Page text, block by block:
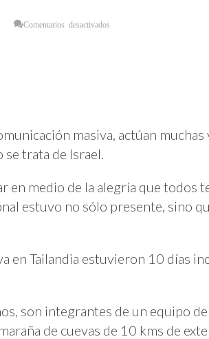
Comentarios desactivados
masiva, actúan
trata de Israel.
en medio de la alegría que todos
estuvo no sólo presente, sino
en Tailandia estuvieron 10 días
son integrantes de un equipo
de cuevas de 10 kms de